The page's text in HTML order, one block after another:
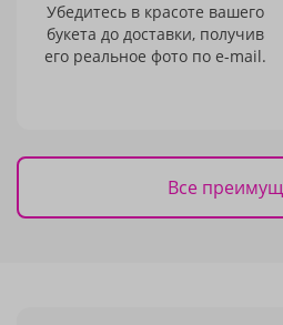
Убедитесь в красоте вашего
букета до доставки, получив
его реальное фото по e-mail.
Все